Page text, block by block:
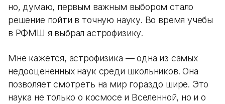
но, думаю, первым важным выбором стало
решение пойти в точную науку. Во время учебы
в РФМШ я выбрал астрофизику.
Мне кажется, астрофизика — одна из самых
недооцененных наук среди школьников. Она
позволяет смотреть на мир гораздо шире. Это
наука не только о космосе и Вселенной, но и о